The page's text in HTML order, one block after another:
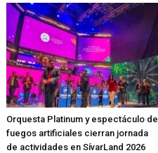
Orquesta Platinum y espectáculo de
fuegos artificiales cierran jornada
de actividades en SívarLand 2026